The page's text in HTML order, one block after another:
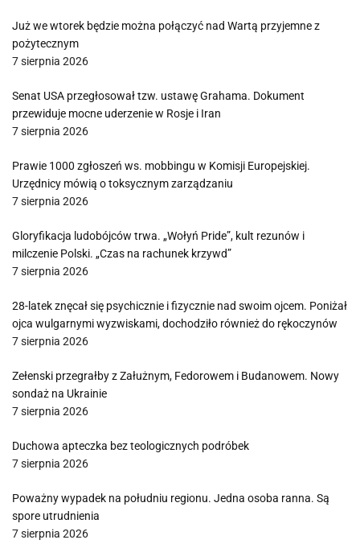
Już we wtorek będzie można połączyć nad Wartą przyjemne z
pożytecznym
7 sierpnia 2026
Senat USA przegłosował tzw. ustawę Grahama. Dokument
przewiduje mocne uderzenie w Rosje i Iran
7 sierpnia 2026
Prawie 1000 zgłoszeń ws. mobbingu w Komisji Europejskiej.
Urzędnicy mówią o toksycznym zarządzaniu
7 sierpnia 2026
Gloryfikacja ludobójców trwa. „Wołyń Pride”, kult rezunów i
milczenie Polski. „Czas na rachunek krzywd”
7 sierpnia 2026
28-latek znęcał się psychicznie i fizycznie nad swoim ojcem. Poniżał
ojca wulgarnymi wyzwiskami, dochodziło również do rękoczynów
7 sierpnia 2026
Zełenski przegrałby z Załużnym, Fedorowem i Budanowem. Nowy
sondaż na Ukrainie
7 sierpnia 2026
Duchowa apteczka bez teologicznych podróbek
7 sierpnia 2026
Poważny wypadek na południu regionu. Jedna osoba ranna. Są
spore utrudnienia
7 sierpnia 2026